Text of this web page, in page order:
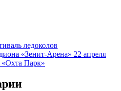
ледоколов
«Зенит-Арена» 22 апреля
Парк»